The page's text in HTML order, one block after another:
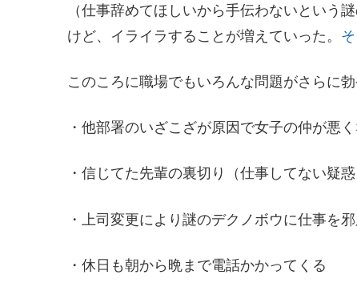
（仕事辞めてほしいから手伝わないという
けど、イライラすることが増えていった。
このころに職場でもいろんな問題がさらに勃
・他部署のいざこざが原因で女子の仲が悪く
・信じてた先輩の裏切り（仕事してない疑惑
・上司変更により謎のデクノボウに仕事を
・休日も朝から晩まで電話かかってくる